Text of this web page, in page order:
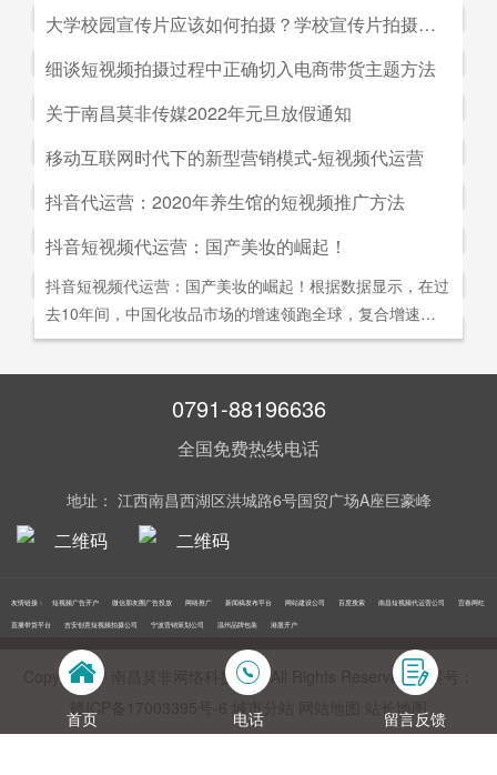
而事实上，正是因为公司规模小，才需要通过一个企业形象
片的包装，给经销商客户等以信心。
何选择抖音代运营公司呢，首先我们要先了解抖音代运营的
主要工作有哪些，抖音代运营公司会帮助我们做什么，什么
是我们自己做不到的，随着抖音的流行，抖音代运营的发展
前景是非常好的。
直播+短视频，新模式新机遇，南昌莫非传媒全域营销平台
会对市场营销造成深远的影响，引领企业走向下一场变革。
2G时代，消费者实现了通讯的自由；3G时代，视频通话和
移动数据技术的兴起推动了智能手机的发展；到了4G技术
的普及，成为了视频流媒体、移动应用和程序化广告发展的
信息的接收已经从图文时代转向了视听时代，而营销方式也
从单一的PC搜索引擎向多媒体、多领域转移，短视频、直
大学校园宣传片应该如何拍摄？学校宣传片拍摄出来有哪些作用？
大学校园宣传片应该如何拍摄？学校宣传片拍摄出来有哪些
始陆续的展开，而为了配合更好的招生进行学校文化建设，
都会拍摄一些大学宣传片来吸引更多学生，进而达到校园招
生的目的。那么，大学宣传片如何拍摄呢？有哪些作用？下
面小编就来为大家简单介绍一下。
细谈短视频拍摄过程中正确切入电商带货主题方法
细谈短视频拍摄过程中正确切入电商带货主题方法。短视频
一是创建自己的个人IP品牌,比如李子柒；二是创建代表生
活方式的品牌, 比如“一条”。前者就是基于达人的影响力创
建品牌,以IP名为品牌名,以达人为 品牌背书,这种模式其实更
像粉丝经济。普通用户受短视频内容的吸引 成为达人的粉
丝,进而成为产生实际购买行为的用户。实践证明,只要 IP足
够打动人心,他们就能爆发出巨大的影响力。以李子柒为例,
李子柒凭借短视频积累了千万粉丝,后在淘宝平台开设店铺,
关于南昌莫非传媒2022年元旦放假通知
关于南昌莫非传媒2022年元旦放假通知.元旦：1月1日（星
月4日（星期二）上班。在此期间，如果您有需要我们提供
服务的地方可直接在网站留言板块进行留言，上班后，我们
会及时回复；如有紧急事项可拨打0791-88196636进行咨
询。
移动互联网时代下的新型营销模式-短视频代运营
移动互联网时代下的新型营销模式-短视频代运营。创意营
的含义发生了新的变化，是以创意表达的内容为连接的、以
社交分享和算法匹配为，主要传播信道的用户参与共创的新
型整合营销模式。
抖音代运营：2020年养生馆的短视频推广方法
抖音代运营：2020年养生馆的短视频推广方法.南昌莫非文
告及网络营销领域的公司，是国内领先的一站式全网营销推
广创新型服务平台。主营：蓝V认证，抖音，快手短视频代
理，搜索引擎营销，关键词优化，网站建设，SEO网站优
化，SEM竞价优化，小程序制作，网络推广，网络营销，
设计，LOGO设计，口碑优化，品牌形象设计，获客推广，
网站定制，APP开发，软件制作，网络公关，网站推广，海
告等等业务！在江西更多人选择南昌莫非传媒！
抖音短视频代运营：国产美妆的崛起！
抖音短视频代运营：国产美妆的崛起！根据数据显示，在过
去10年间，中国化妆品市场的增速领跑全球，复合增速达9.
5%。庞大的市场让国产美妆迅速崛起，其中，完美日记一
0791-88196636
全国免费热线电话
地址： 江西南昌西湖区洪城路6号国贸广场A座巨豪峰
友情链接： 短视频广告开户 微信朋友圈广告投放 网络推广 新闻稿发布平台 网站建设公司 百度搜索 南昌短视频代运营公司 宜春网红
直播带货平台 吉安创意短视频拍摄公司 宁波营销策划公司 温州品牌包装 港股开户
Copyright © 南昌莫非网络科技公司 All Rights Reserved 备案号：
赣ICP备17003395号‍-6
城市分站 站长地图
首页 电话 留言反馈